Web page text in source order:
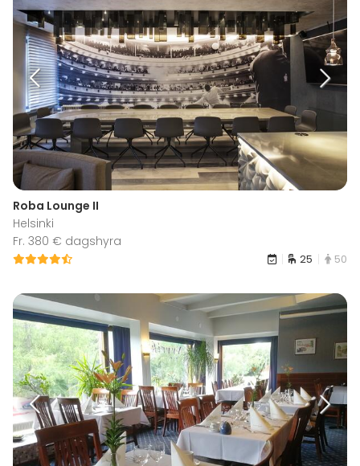
Roba Lounge II
Helsinki
Fr. 380 € dagshyra
25 50